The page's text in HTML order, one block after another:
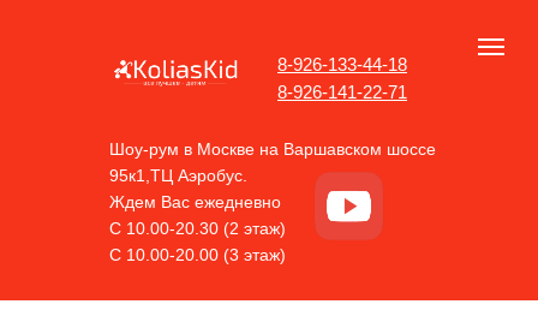
Шоу-рум в Москве на Варшавском шоссе
95к1,ТЦ Аэробус.
Ждем Вас ежедневно
С 10.00-20.30 (2 этаж)
С 10.00-20.00 (3 этаж)
8-926-141-22-71
8-926-133-44-18